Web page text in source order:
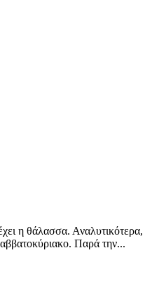
η θάλασσα.
Παρά την...